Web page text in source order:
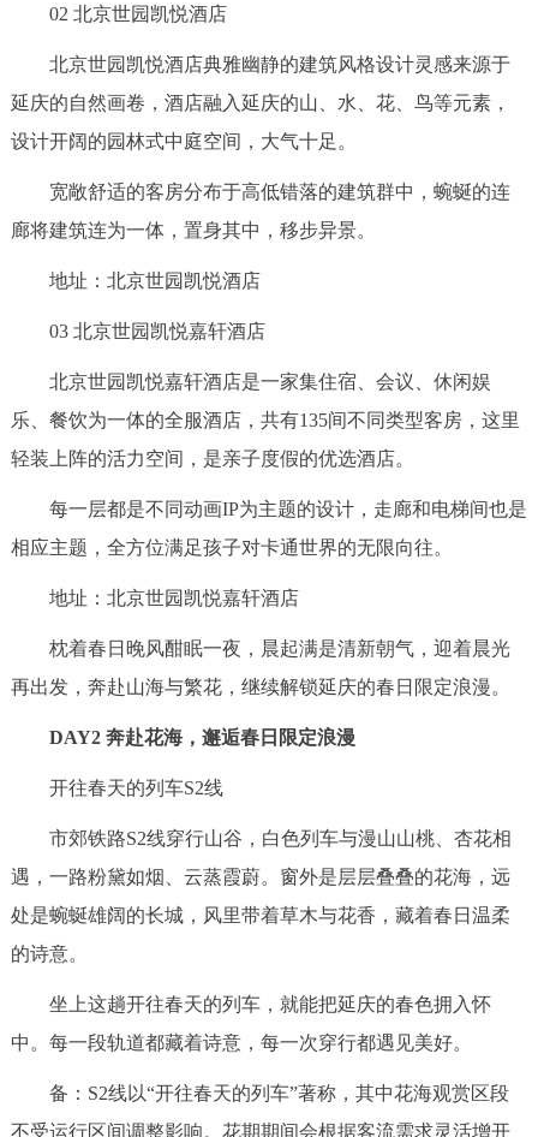
02 北京世园凯悦酒店
北京世园凯悦酒店典雅幽静的建筑风格设计灵感来源于
延庆的自然画卷，酒店融入延庆的山、水、花、鸟等元素，
设计开阔的园林式中庭空间，大气十足。
宽敞舒适的客房分布于高低错落的建筑群中，蜿蜒的连
廊将建筑连为一体，置身其中，移步异景。
地址：北京世园凯悦酒店
03 北京世园凯悦嘉轩酒店
北京世园凯悦嘉轩酒店是一家集住宿、会议、休闲娱
乐、餐饮为一体的全服酒店，共有135间不同类型客房，这里
轻装上阵的活力空间，是亲子度假的优选酒店。
每一层都是不同动画IP为主题的设计，走廊和电梯间也是
相应主题，全方位满足孩子对卡通世界的无限向往。
地址：北京世园凯悦嘉轩酒店
枕着春日晚风酣眠一夜，晨起满是清新朝气，迎着晨光
再出发，奔赴山海与繁花，继续解锁延庆的春日限定浪漫。
DAY2 奔赴花海，邂逅春日限定浪漫
开往春天的列车S2线
市郊铁路S2线穿行山谷，白色列车与漫山山桃、杏花相
遇，一路粉黛如烟、云蒸霞蔚。窗外是层层叠叠的花海，远
处是蜿蜒雄阔的长城，风里带着草木与花香，藏着春日温柔
的诗意。
坐上这趟开往春天的列车，就能把延庆的春色拥入怀
中。每一段轨道都藏着诗意，每一次穿行都遇见美好。
备：S2线以“开往春天的列车”著称，其中花海观赏区段
不受运行区间调整影响。花期期间会根据客流需求灵活增开